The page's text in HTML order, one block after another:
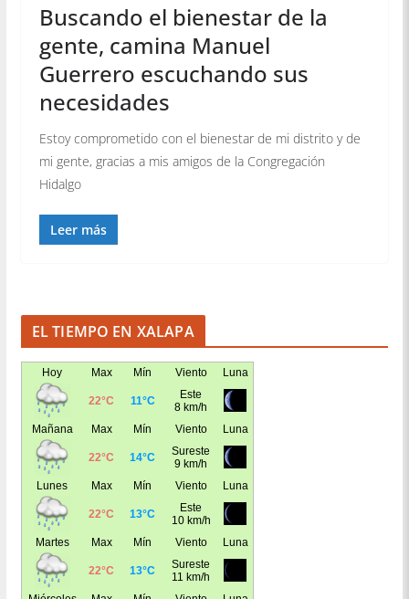
Buscando el bienestar de la
gente, camina Manuel
Guerrero escuchando sus
necesidades
Estoy comprometido con el bienestar de mi distrito y de
mi gente, gracias a mis amigos de la Congregación
Hidalgo
Leer más
EL TIEMPO EN XALAPA